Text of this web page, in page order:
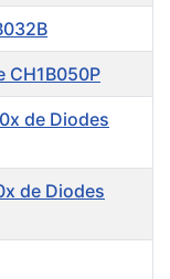
de Diodes
de Diodes